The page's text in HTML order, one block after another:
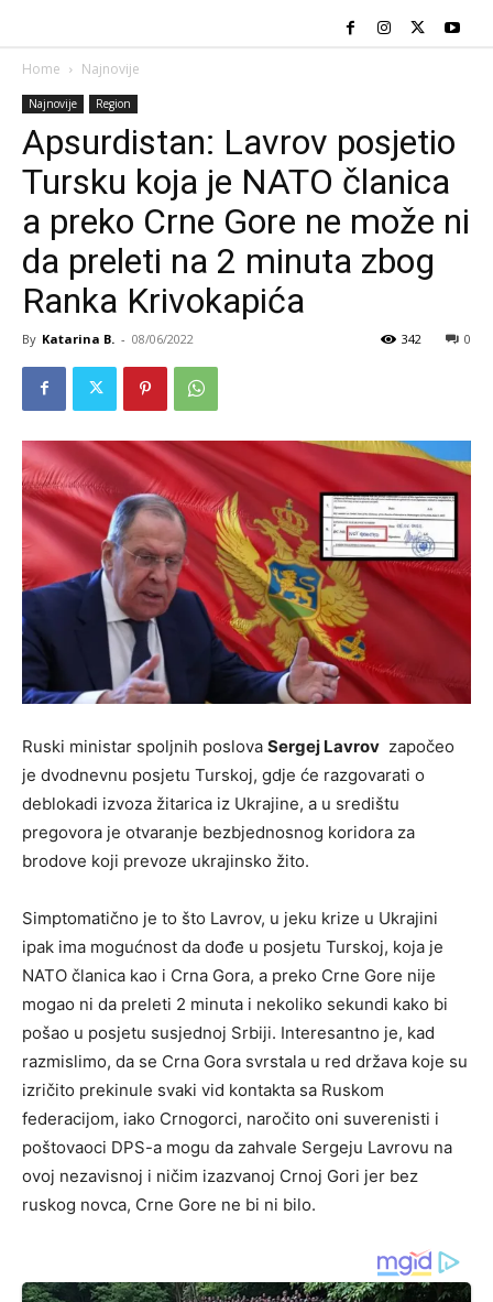
Home Najnovije
Najnovije Region
Apsurdistan: Lavrov posjetio
Tursku koja je NATO članica
a preko Crne Gore ne može ni
da preleti na 2 minuta zbog
Ranka Krivokapića
By Katarina B. - 08/06/2022 0
342
Ruski ministar spoljnih poslova Sergej Lavrov započeo
je dvodnevnu posjetu Turskoj, gdje će razgovarati o
deblokadi izvoza žitarica iz Ukrajine, a u središtu
pregovora je otvaranje bezbjednosnog koridora za
brodove koji prevoze ukrajinsko žito.
Simptomatično je to što Lavrov, u jeku krize u Ukrajini
ipak ima mogućnost da dođe u posjetu Turskoj, koja je
NATO članica kao i Crna Gora, a preko Crne Gore nije
mogao ni da preleti 2 minuta i nekoliko sekundi kako bi
pošao u posjetu susjednoj Srbiji. Interesantno je, kad
razmislimo, da se Crna Gora svrstala u red država koje su
izričito prekinule svaki vid kontakta sa Ruskom
federacijom, iako Crnogorci, naročito oni suverenisti i
poštovaoci DPS-a mogu da zahvale Sergeju Lavrovu na
ovoj nezavisnoj i ničim izazvanoj Crnoj Gori jer bez
ruskog novca, Crne Gore ne bi ni bilo.